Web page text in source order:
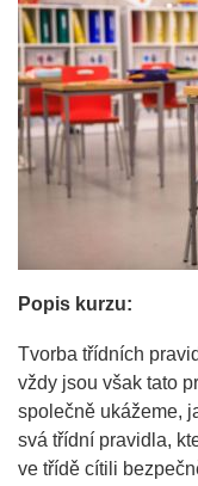
Popis kurzu:
Tvorba třídních
vždy jsou však tato
společně ukážeme,
svá třídní pravidla,
ve třídě cítili